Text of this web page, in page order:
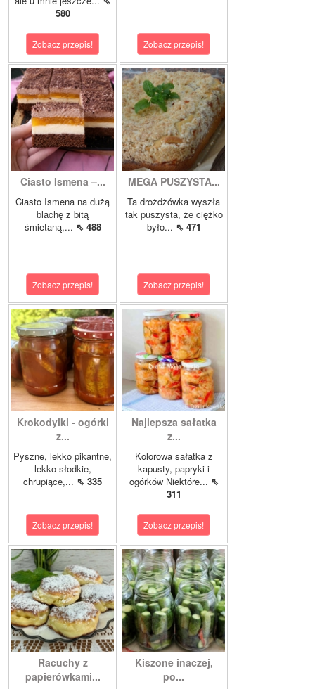
580
Zobacz przepis! Zobacz przepis!
Ciasto Ismena –...
Ciasto Ismena na dużą
blachę z bitą
śmietaną,... ⇖ 488
Zobacz przepis!
MEGA PUSZYSTA...
Ta drożdżówka wyszła
tak puszysta, że ciężko
było... ⇖ 471
Zobacz przepis!
Krokodylki - ogórki
z...
Pyszne, lekko pikantne,
lekko słodkie,
chrupiące,... ⇖ 335
Zobacz przepis!
Najlepsza sałatka
z...
Kolorowa sałatka z
kapusty, papryki i
ogórków Niektóre... ⇖
311
Zobacz przepis!
Racuchy z
papierówkami...
Kiszone inaczej,
po...